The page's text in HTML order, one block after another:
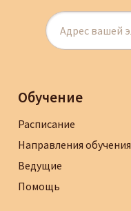
Обучение
Расписание
Направления обучения
Ведущие
Помощь